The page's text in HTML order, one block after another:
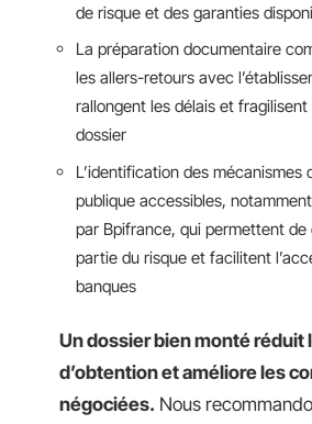
de risque et des garanties
La préparation documentaire
les allers-retours avec
rallongent les délais et
dossier
L’identification des mécanismes
publique accessibles,
par Bpifrance, qui permettent de
partie du risque et facilitent
banques
Un dossier bien monté réduit
d’obtention et améliore les
négociées. Nous